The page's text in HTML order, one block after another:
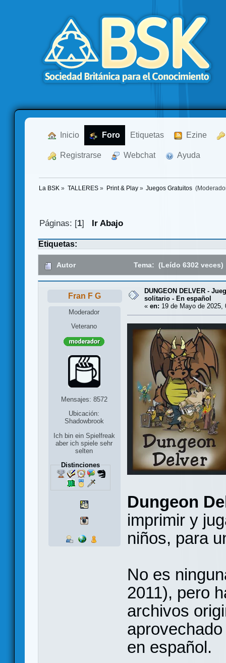
Inicio Foro Etiquetas Ezine
Registrarse Webchat Ayuda
La BSK » TALLERES» Print & Play» Juegos Gratuitos
Páginas: [1] Ir Abajo
Etiquetas:
Autor Tema: (Leído 6302 veces)
Fran F G
Moderador
Veterano
Mensajes: 8572
Ubicación:
Shadowbrook
Ich bin ein Spielfreak
aber ich spiele sehr
selten
Distinciones
DUNGEON DELVER -
solitario - En español
« en: 19 de Mayo de 2025,
Dungeon
imprimir y
niños, para
No es
2011), pero
archivos
en español.